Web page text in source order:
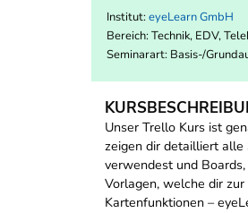
Institut: eyeLearn GmbH
Bereich: Technik, EDV,
Seminarart: Basis-/
Unser Trello Kurs ist
zeigen dir detailliert alle
verwendest und
Vorlagen, welche dir
Kartenfunktionen –